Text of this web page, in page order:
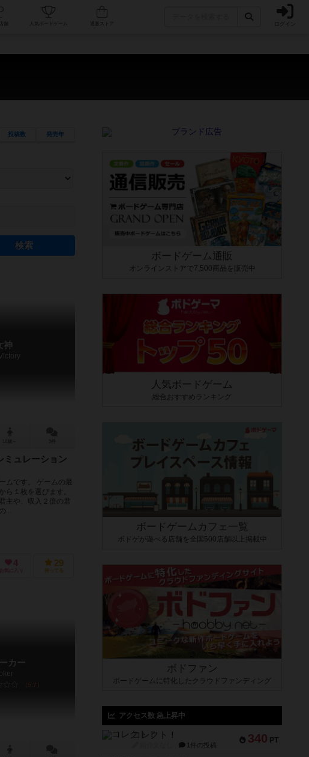
人気ボードゲーム ログイン
投稿数 発売年
ことができます。マニュアルを読む時間や参加者へのルール説明時間は含まれていないため、初めて
ムを理解できるよう、中世ファンタジー・クッキング・海賊同士の対決など、ゲームコンセプトを絞
ムです。主にボードゲームに慣れている方向けの絞込機能です。例えば「ダイスロール」はランダ
神
ミュレーション
ムです。 ゲームの最
ら１枚を選びます。
主や、収入２倍の君
...
4
お気に入り
29
持ってる
カー
5.7
ボードゲーム通販
オンラインストアで7,500商品を販売中
人気ボードゲーム
総合おすすめランキング
ボードゲームカフェ一覧
ボドゲが遊べる店舗を全国500店舗以上掲載中
ボドファン
ボードゲームに特化したクラウドファンディング
アクセス数 急上昇中
340 PT
コレクト！
1件の投稿